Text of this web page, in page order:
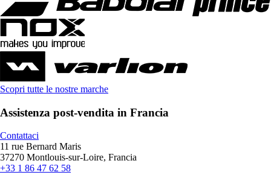
Scopri tutte le nostre marche
Assistenza post-vendita in Francia
Contattaci
11 rue Bernard Maris
37270 Montlouis-sur-Loire, Francia
+33 1 86 47 62 58